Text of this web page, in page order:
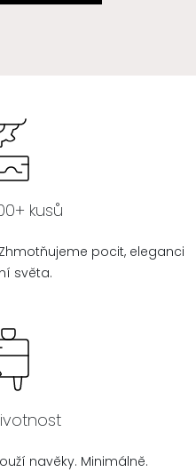
kusů
pocit, eleganci
světa.
navěky. Minimálně.